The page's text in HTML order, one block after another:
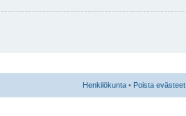
Henkilökunta • Poista evästeet